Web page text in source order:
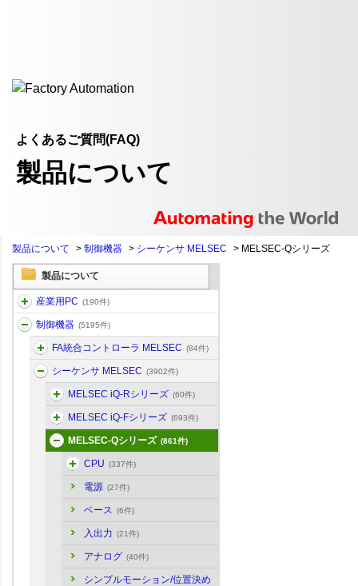
よくあるご質問(FAQ)
製品について
製品について > 制御機器 > シーケンサ MELSEC > MELSEC-Qシリーズ
製品について
産業用PC (190件)
制御機器 (5195件)
FA統合コントローラ MELSEC (84件)
シーケンサ MELSEC (3902件)
MELSEC iQ-Rシリーズ (60件)
MELSEC iQ-Fシリーズ (693件)
MELSEC-Qシリーズ (861件)
CPU (337件)
電源 (27件)
ベース (6件)
入出力 (21件)
アナログ (40件)
シンプルモーション/位置決め